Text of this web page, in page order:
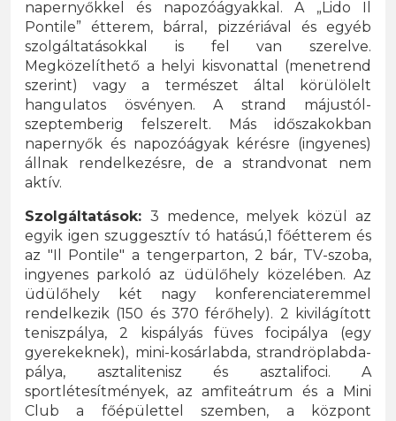
napernyőkkel és napozóágyakkal. A „Lido Il
Pontile” étterem, bárral, pizzériával és egyéb
szolgáltatásokkal is fel van szerelve.
Megközelíthető a helyi kisvonattal (menetrend
szerint) vagy a természet által körülölelt
hangulatos ösvényen. A strand májustól-
szeptemberig felszerelt. Más időszakokban
napernyők és napozóágyak kérésre (ingyenes)
állnak rendelkezésre, de a strandvonat nem
aktív.
Szolgáltatások: 3 medence, melyek közül az
egyik igen szuggesztív tó hatású,1 főétterem és
az "Il Pontile" a tengerparton, 2 bár, TV-szoba,
ingyenes parkoló az üdülőhely közelében. Az
üdülőhely két nagy konferenciateremmel
rendelkezik (150 és 370 férőhely). 2 kivilágított
teniszpálya, 2 kispályás füves focipálya (egy
gyerekeknek), mini-kosárlabda, strandröplabda-
pálya, asztalitenisz és asztalifoci. A
sportlétesítmények, az amfiteátrum és a Mini
Club a főépülettel szemben, a központ